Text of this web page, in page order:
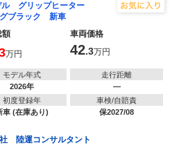
グリップヒーター
ブラック 新車
額
車両価格
万円 42.3万円
モデル年式
2026年
走行距離
―
初度登録年
車 (在庫あり)
車検/自賠責
保2027/08
陸運コンサルタント